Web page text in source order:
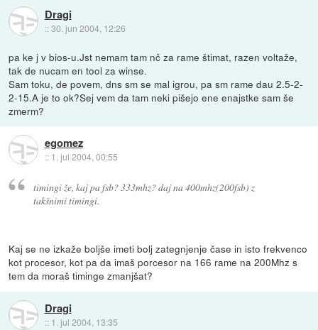
Dragi
::30. jun 2004, 12:26
pa ke j v bios-u.Jst nemam tam nč za rame štimat, razen voltaže,
tak de nucam en tool za winse.
Sam toku, de povem, dns sm se mal igrou, pa sm rame dau 2.5-2-
2-15.A je to ok?Sej vem da tam neki pišejo ene enajstke sam še
zmerm?
egomez
:: 1. jul 2004, 00:55
timingi že, kaj pa fsb? 333mhz? daj na 400mhz(200fsb) z
takšnimi timingi.
Kaj se ne izkaže boljše imeti bolj zategnjenje čase in isto frekvenco
kot procesor, kot pa da imaš porcesor na 166 rame na 200Mhz s
tem da moraš timinge zmanjšat?
Dragi
:: 1. jul 2004, 13:35